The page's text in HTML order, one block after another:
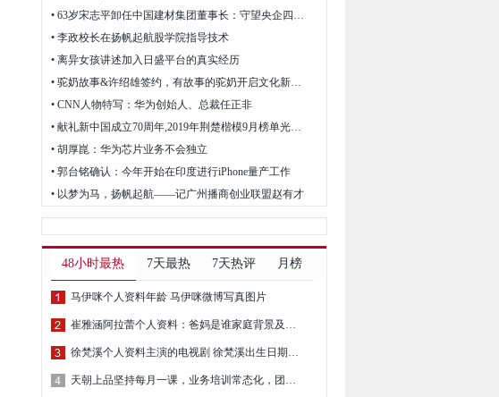
• 63岁宋志平卸任中国建材集团董事长：守望央企四十载 一生做好一件事
• 李政校长在扬帆起航股学院指导技术
• 离异女孩讲述加入日盛平台的真实经历
• 驼奶故事&许绍雄签约，有故事的驼奶开启文化新篇章！
• CNN人物特写：华为创始人、总裁任正非
• 献礼新中国成立70周年,2019年荆楚楷模9月榜单光荣发布
• 胡厚崑：华为芯片业务不会独立
• 郭台铭确认：今年开始在印度进行iPhone量产工作
• 以梦为马，扬帆起航——记广州播商创业联盟赵有才
48小时最热 7天最热 7天热评 月榜
马伊咪个人资料年龄 马伊咪微博写真图片
崔雅涵阿拉蕾个人资料：爸妈是谁家庭背景及写真图片
徐梵溪个人资料主演的电视剧 徐梵溪出生日期写真图片
天朝上品坚持每月一课，业务培训常态化，团建水平上台阶